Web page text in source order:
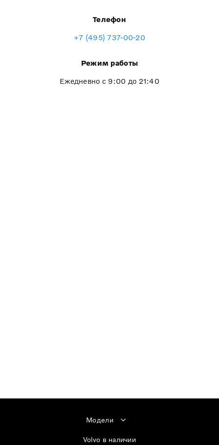
Телефон
+7 (495) 737-00-20
Режим работы
Ежедневно с 9:00 до 21:40
Модели
Volvo в наличии